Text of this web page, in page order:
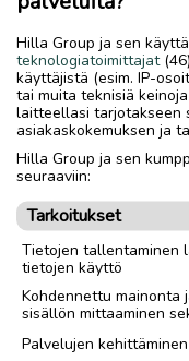
Hilla Group ja sen
teknologiatoimittajat
käyttäjistä (esim. IP-
tai muita teknisiä
laitteellasi tarjotakseen
asiakaskokemuksen ja
Hilla Group ja sen
seuraaviin:
Tarkoitukset
Tietojen tallentaminen
tietojen käyttö
Kohdennettu mainonta
sisällön mittaaminen
Palvelujen